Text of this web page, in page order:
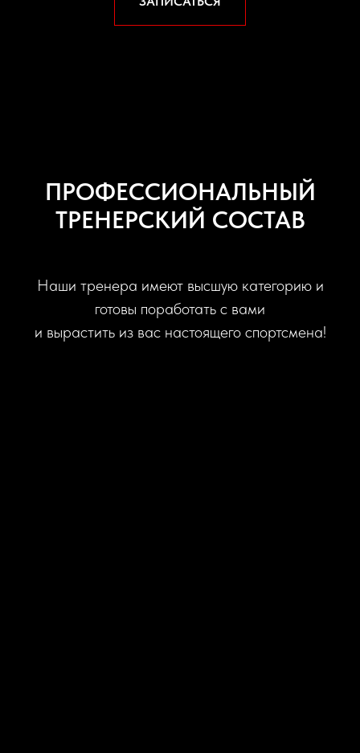
ПРОФЕССИОНАЛЬНЫЙ
ТРЕНЕРСКИЙ СОСТАВ
Наши тренера имеют высшую категорию и
готовы поработать с вами
и вырастить из вас настоящего спортсмена!